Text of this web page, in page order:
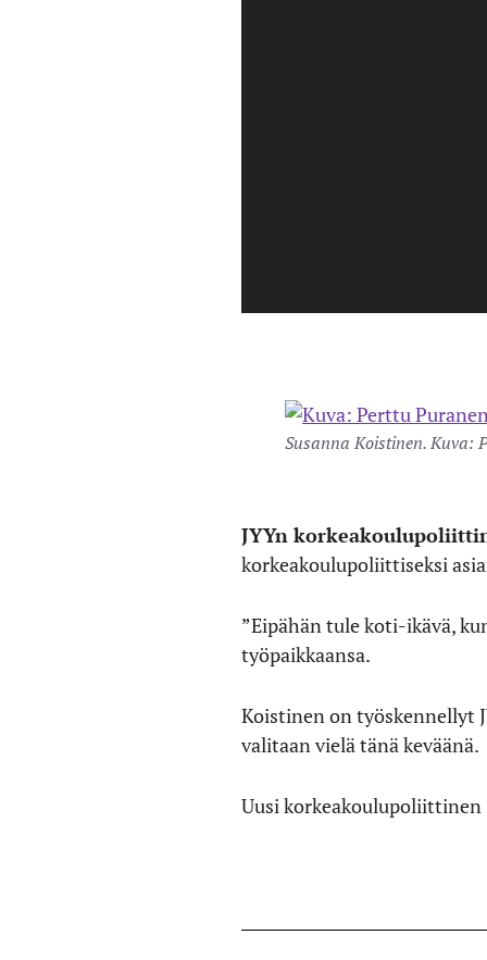
Susanna Koistinen. Kuva:
JYYn
korkeakoulupoliittiseksi
”Eipähän tule koti-ikävä,
työpaikkaansa.
Koistinen on työskennellyt
valitaan vielä tänä keväänä.
Uusi korkeakoulupoliittinen